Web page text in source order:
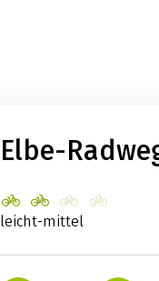
Elbe-
leicht-mittel